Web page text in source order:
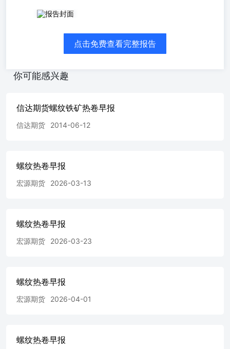
【夜盘复盘】 期货：RB2610收于3184，RB2701收于3218，
元，热卷10-1价差-10元。10月合约卷螺差219元，01月合约
卷螺差195元。现货：上海中天螺纹3250（-）元；上海本钢
施，至2027年12月31日到期。其中，收割机和一些其他农业
国主港铁矿石成交67.50万吨，环比减11.1%；237家主流贸
易商建筑钢材成交8.87万吨，环比减25.8%。3.5月25日-5月
升态势，全月周均出库量278.55万吨，环比4月增长3.7%，
直供量周均169.25万吨，环比增长5.9%，同比下降10%。 5.
二手房分别成交1.6万、2.8万套，同比分别增长12.1%，
30.9%，连续两个月创近五年同期新高。 【多空逻辑】 昨
日现货市场建材成交环比下降，现货价格盘整运行。基本面
明显上行，昨日焦炭第五轮涨价全面落地，近期仍存有进一
步提涨预期，吨钢利润面临持续收缩压力，钢价在连续下跌
后，部分品种出口接单有所好转，短期向下驱动减缓，目前
析及建议所依据的信息均来源于公开资料，本公司对这些信
点击免费查看完整报告
你可能感兴趣
信达期货螺纹铁矿热卷早报
信达期货 2014-06-12
螺纹热卷早报
宏源期货 2026-03-13
螺纹热卷早报
宏源期货 2026-03-23
螺纹热卷早报
宏源期货 2026-04-01
螺纹热卷早报